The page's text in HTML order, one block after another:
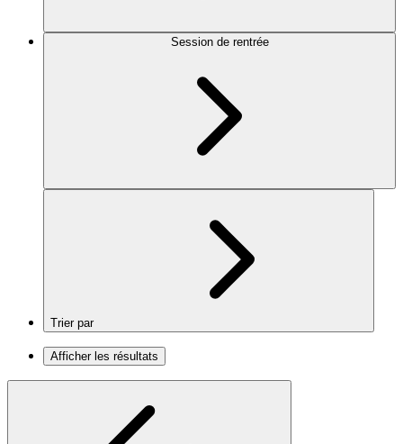
Session de rentrée
Trier par
Afficher les résultats